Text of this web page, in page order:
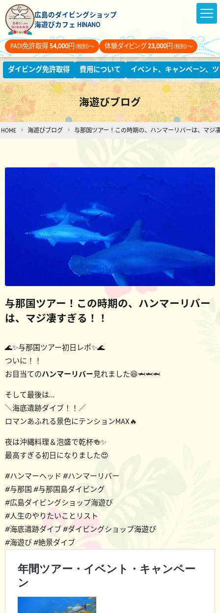
広島のダイビングショップ
海遊びカフェ HINANO
PADI免許取得54,000円 （税別）～ 体験ダイビング23,000円 （税別）～
ダイビング免許取得 費用について イベント、キャンペーン、
海遊びブログ
HOME 海遊びブログ 与那国ツアー！この時期の、ハンマーリバーは、マジ
与那国ツアー！この時期の、ハンマーリバー
は、マジ凄すぎる！！
🌊✨与那国ツアー初日レポ✨🌊
ついに！！
お目当てのハンマーリバー見れました😆🦈🦈🦈
そして最後は…
＼海底遺跡ダイブ！！／
ロマンあふれる景色にテンションMAX🔥
夜は沖縄料理＆泡盛で乾杯🍻✨
最高すぎる初日になりました😍
#ハンマーヘッド #ハンマーリバー
#与那国 #与那国島ダイビング
#広島ダイビングショップ海遊び
#人生のやりたいことリスト
#海底遺跡ダイブ #ダイビングショップ海遊び
#海遊び #絶景ダイブ